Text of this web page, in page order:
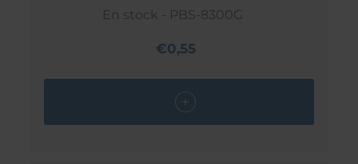
En stock - PBS-8300G
€0,55